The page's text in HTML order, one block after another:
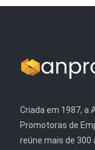
Criada em 1987, a
Promotoras de
reúne mais de